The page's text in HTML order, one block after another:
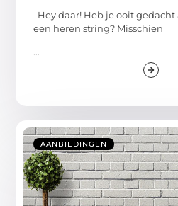
Hey daar! Heb je ooit
een heren string? Misschien
...
AANBIEDINGEN